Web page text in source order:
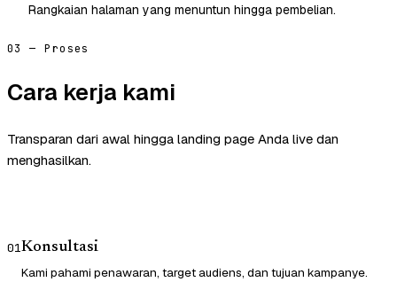
Rangkaian halaman yang menuntun hingga pembelian.
03 — Proses
Cara kerja kami
Transparan dari awal hingga landing page Anda live dan
menghasilkan.
01Konsultasi
Kami pahami penawaran, target audiens, dan tujuan kampanye.